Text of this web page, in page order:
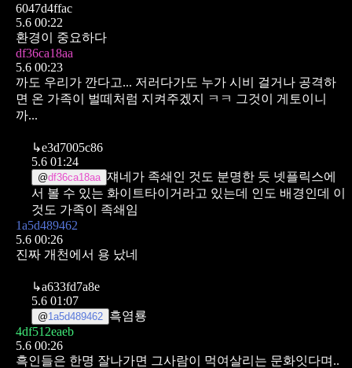
6047d4ffac
5.6 00:22
환경이 중요하다
df36ca18aa
5.6 00:23
까도 우리가 깐다고... 저러다가도 누가 시비 걸거나 공격하
면 온 가족이 벌떼처럼 지켜주겠지 ㅋㅋ 그것이 게토이니
까...
↳e3d7005c86
5.6 01:24
@df36ca18aa 쟤네가 족쇄인 것도 분명한 듯 넷플릭스에
서 볼 수 있는 화이트타이거라고 있는데 인도 배경인데 이
것도 가족이 족쇄임
1a5d489462
5.6 00:26
진짜 개천에서 용 났네
↳a633fd7a8e
5.6 01:07
@1a5d489462 흑염룡
4df512eaeb
5.6 00:26
흑인들은 한명 잘나가면 그사람이 먹여살리는 문화잇다며..